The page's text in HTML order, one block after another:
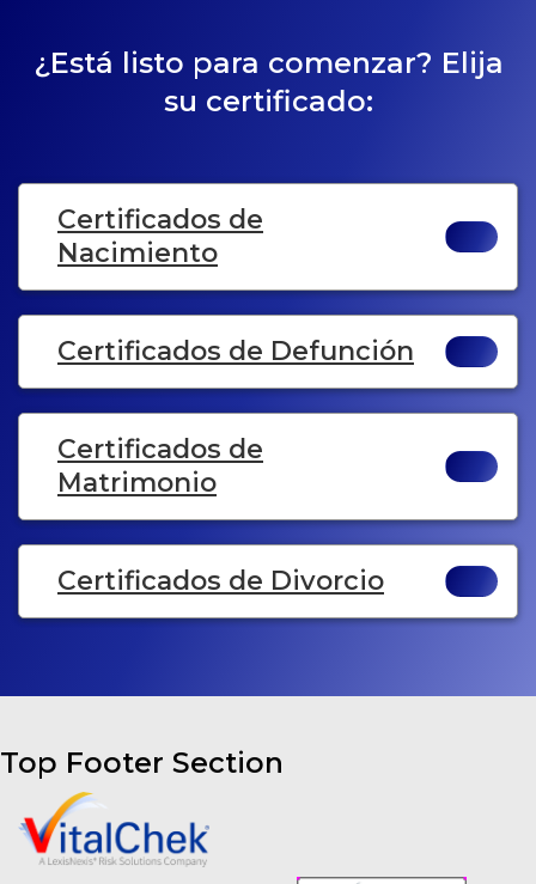
¿Está listo para comenzar? Elija
su certificado:
Certificados de
Nacimiento
Certificados de Defunción
Certificados de
Matrimonio
Certificados de Divorcio
Top Footer Section